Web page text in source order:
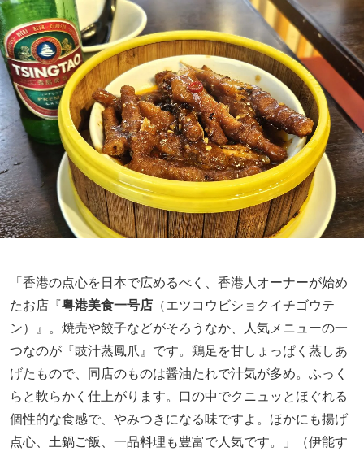
「香港の点心を日本で広めるべく、香港人オーナーが始め
たお店『粤港美食一号店 （エツコウビショクイチゴウテ
ン）』。焼売や餃子などがそろうなか、人気メニューの一
つなのが『豉汁蒸鳳爪』です。鶏足を甘しょっぱく蒸しあ
げたもので、同店のものは醤油たれで汁気が多め。ふっく
らと軟らかく仕上がります。口の中でクニュッとほぐれる
個性的な食感で、やみつきになる味ですよ。ほかにも揚げ
点心、土鍋ご飯、一品料理も豊富で人気です。」（伊能す